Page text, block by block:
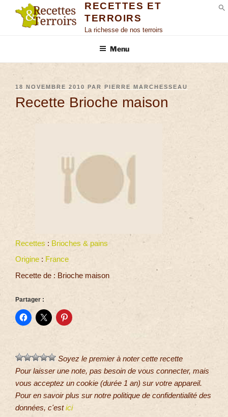
RECETTES ET
TERROIRS
La richesse de nos terroirs
Menu
18 NOVEMBRE 2010 PAR PIERRE MARCHESSEAU
Recette Brioche maison
Recettes : Brioches & pains
Origine : France
Recette de : Brioche maison
Partager :
Soyez le premier à noter cette recette
Pour laisser une note, pas besoin de vous connecter, mais
vous acceptez un cookie (durée 1 an) sur votre appareil.
Pour en savoir plus sur notre politique de confidentialité des
données, c'estici